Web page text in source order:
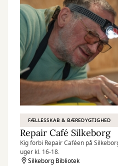
FÆLLESSKAB & BÆREDYGTIGHED
Repair Café Silkeborg
Kig forbi Repair Caféen på
uger kl. 16-18.
Silkeborg Bibliotek